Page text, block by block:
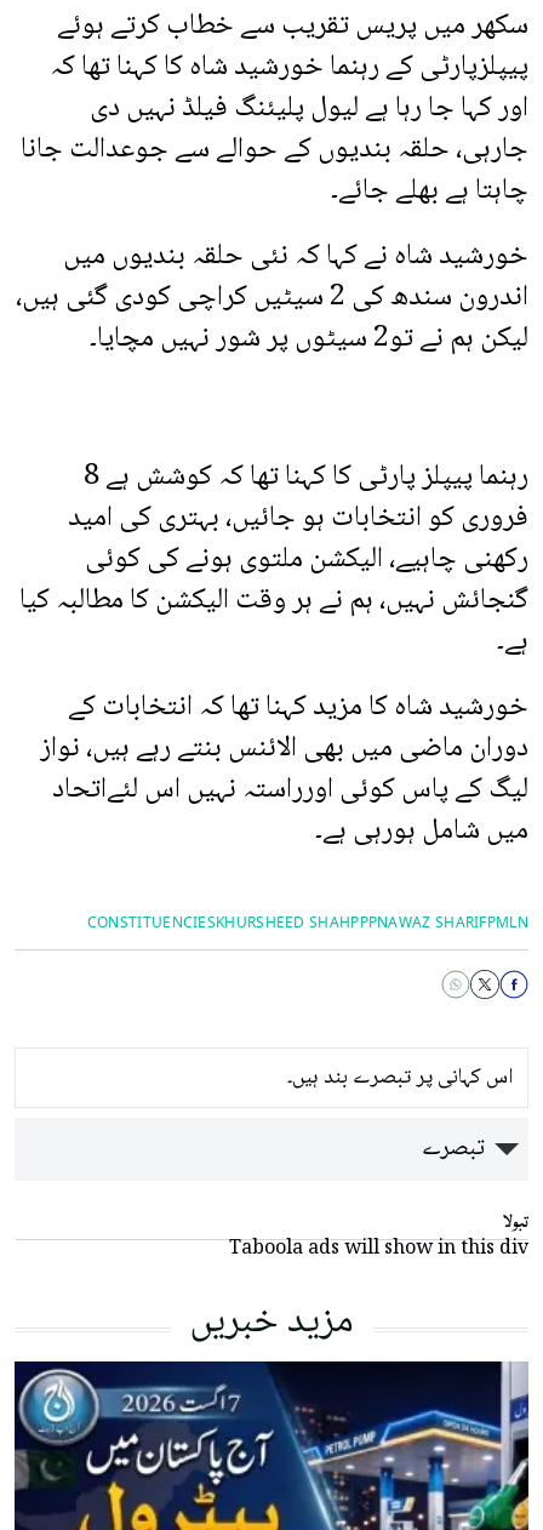
سکھر میں پریس تقریب سے خطاب کرتے ہوئے
پیپلزپارٹی کے رہنما خورشید شاہ کا کہنا تھا کہ
اور کہا جا رہا ہے لیول پلیئنگ فیلڈ نہیں دی
جارہی، حلقہ بندیوں کے حوالے سے جوعدالت جانا
چاہتا ہے بھلے جائے۔
خورشید شاہ نے کہا کہ نئی حلقہ بندیوں میں
اندرون سندھ کی 2 سیٹیں کراچی کودی گئی ہیں،
لیکن ہم نے تو2 سیٹوں پر شور نہیں مچایا۔
رہنما پیپلز پارٹی کا کہنا تھا کہ کوشش ہے 8
فروری کو انتخابات ہو جائیں، بہتری کی امید
رکھنی چاہیے، الیکشن ملتوی ہونے کی کوئی
گنجائش نہیں، ہم نے ہر وقت الیکشن کا مطالبہ کیا
ہے۔
خورشید شاہ کا مزید کہنا تھا کہ انتخابات کے
دوران ماضی میں بھی الائنس بنتے رہے ہیں، نواز
لیگ کے پاس کوئی اورراستہ نہیں اس لئےاتحاد
میں شامل ہورہی ہے۔
PMLN
NAWAZ SHARIF
PPP
KHURSHEED SHAH
CONSTITUENCIES
اس کہانی پر تبصرے بند ہیں۔
تبصرے
تبولا
Taboola ads will show in this div
مزید خبریں